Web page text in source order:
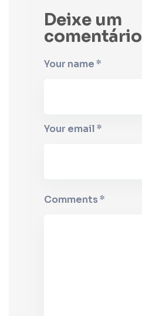
Deixe um
comentário
Your name *
Your email *
Comments *